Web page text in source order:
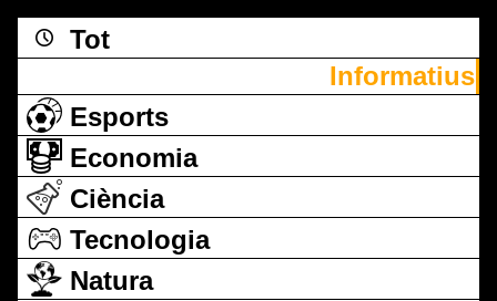
Tot
Informatius
Esports
Economia
Ciència
Tecnologia
Natura